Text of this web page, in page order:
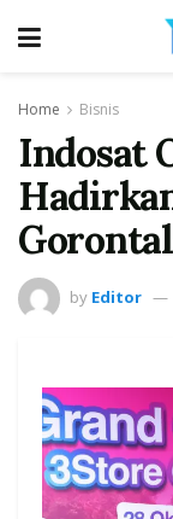
Home Bisnis
Indosat
by Editor